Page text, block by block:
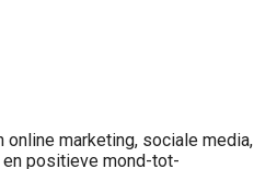
marketing, sociale media,
positieve mond-tot-